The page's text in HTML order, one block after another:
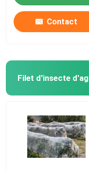
Contact
Filet d'insecte